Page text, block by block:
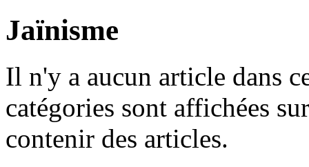
Jaïnisme
Il n'y a aucun article dans
catégories sont affichées
contenir des articles.